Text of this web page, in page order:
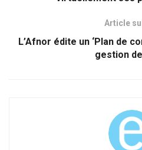
Article
L’Afnor édite un ‘Plan de
gestion